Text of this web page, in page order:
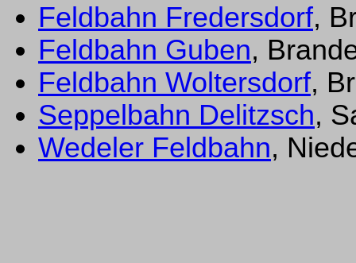
Feldbahn Fredersdorf,
Feldbahn Guben,
Feldbahn Woltersdorf,
Seppelbahn Delitzsch,
Wedeler Feldbahn,